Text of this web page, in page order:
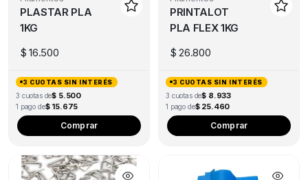
PLASTAR PLA
1KG
$ 16.500
3 CUOTAS SIN INTERÉS
3 cuotas de$ 5.500
1 pago de$ 15.675
Comprar
This
product
PRINTALOT
PLA FLEX 1KG
$ 26.800
3 CUOTAS SIN INTERÉS
3 cuotas de$ 8.933
1 pago de$ 25.460
Comprar